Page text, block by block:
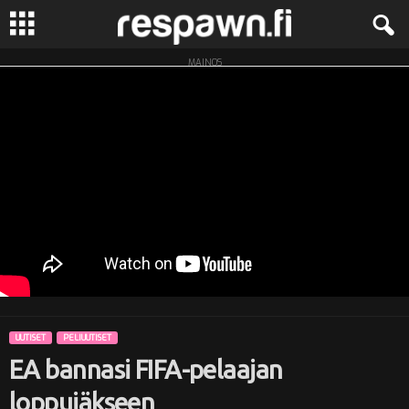
R
w
MAINOS
UUTISET PELIUUTISET
EA bannasi FIFA-pelaajan
loppuiäkseen